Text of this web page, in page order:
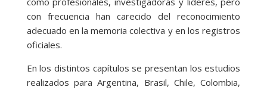
con frecuencia han carecido del reconocimiento
adecuado en la memoria colectiva y en los registros
oficiales.
En los distintos capítulos se presentan los estudios
realizados para Argentina, Brasil, Chile, Colombia,